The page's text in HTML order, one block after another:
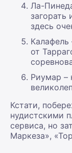
Ла-
здесь
от
Риумар –
Кстати,
нудистскими
сервиса, но
Маркеза»,